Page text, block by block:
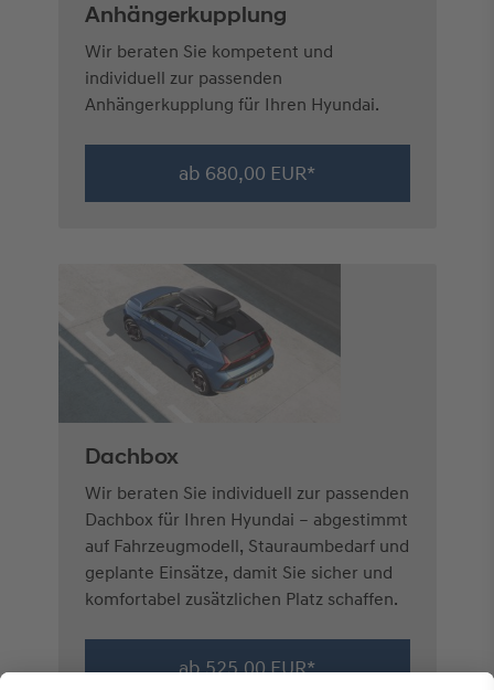
Anhängerkupplung
Wir beraten Sie kompetent und
individuell zur passenden
Anhängerkupplung für Ihren Hyundai.
ab 680,00 EUR*
Dachbox
Wir beraten Sie individuell zur passenden
Dachbox für Ihren Hyundai – abgestimmt
auf Fahrzeugmodell, Stauraumbedarf und
geplante Einsätze, damit Sie sicher und
komfortabel zusätzlichen Platz schaffen.
ab 525,00 EUR*